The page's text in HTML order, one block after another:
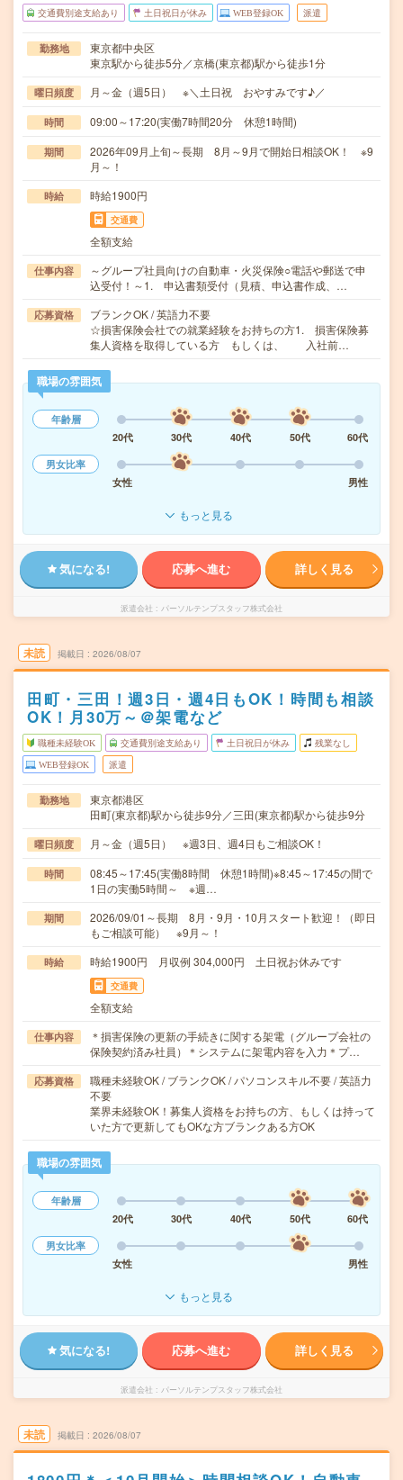
交通費別途支給あり 土日祝日が休み WEB登録OK 派遣
勤務地
東京都中央区
東京駅から徒歩5分／京橋(東京都)駅から徒歩1分
曜日頻度 月～金（週5日） ※＼土日祝 おやすみです♪／
時間 09:00～17:20(実働7時間20分 休憩1時間)
期間
2026年09月上旬～長期 8月～9月で開始日相談OK！ ※9
月～！
時給 時給1900円
交通費
全額支給
仕事内容
～グループ社員向けの自動車・火災保険○電話や郵送で申
込受付！～1. 申込書類受付（見積、申込書作成、…
応募資格
ブランクOK / 英語力不要
☆損害保険会社での就業経験をお持ちの方1. 損害保険募
集人資格を取得している方 もしくは、 入社前…
職場の雰囲気
年齢層
20代
30代 40代 50代
60代
男女比率
女性
男性
もっと見る
気になる! 応募へ進む 詳しく見る
派遣会社 パーソルテンプスタッフ株式会社
未読 掲載日 2026/08/07
田町・三田！週3日・週4日もOK！時間も相談
OK！月30万～＠架電など
職種未経験OK 交通費別途支給あり 土日祝日が休み 残業なし
WEB登録OK 派遣
勤務地
東京都港区
田町(東京都)駅から徒歩9分／三田(東京都)駅から徒歩9分
曜日頻度 月～金（週5日） ※週3日、週4日もご相談OK！
時間
08:45～17:45(実働8時間 休憩1時間)※8:45～17:45の間で
1日の実働5時間～ ※週…
期間
2026/09/01～長期 8月・9月・10月スタート歓迎！（即日
もご相談可能） ※9月～！
時給 時給1900円 月収例 304,000円 土日祝お休みです
交通費
全額支給
仕事内容
＊損害保険の更新の手続きに関する架電（グループ会社の
保険契約済み社員）＊システムに架電内容を入力＊プ…
応募資格
職種未経験OK / ブランクOK / パソコンスキル不要 / 英語力
不要
業界未経験OK！募集人資格をお持ちの方、もしくは持って
いた方で更新してもOKな方ブランクある方OK
職場の雰囲気
年齢層
20代
30代 40代 50代
60代
男女比率
女性
男性
もっと見る
気になる! 応募へ進む 詳しく見る
派遣会社 パーソルテンプスタッフ株式会社
未読 掲載日 2026/08/07